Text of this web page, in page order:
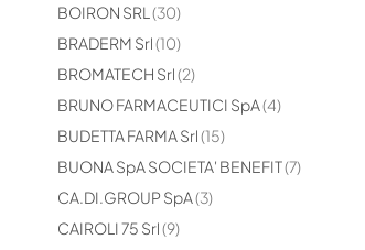
BOIRON SRL
30
elementi
BRADERM Srl 10
elementi
BROMATECH Srl 2
elementi
BRUNO FARMACEUTICI SpA 4
elementi
BUDETTA FARMA Srl 15
elementi
BUONA SpA SOCIETA' BENEFIT 7
elementi
CA.DI.GROUP SpA 3
elementi
CAIROLI 75 Srl 9
elementi